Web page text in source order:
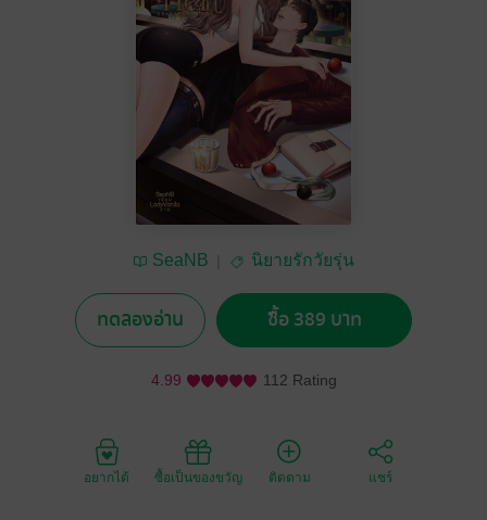
SeaNB นิยายรักวัยรุ่น
ทดลองอ่าน ซื้อ 389 บาท
4.99 112 Rating
อยากได้ ซื้อเป็นของขวัญ ติดตาม แชร์